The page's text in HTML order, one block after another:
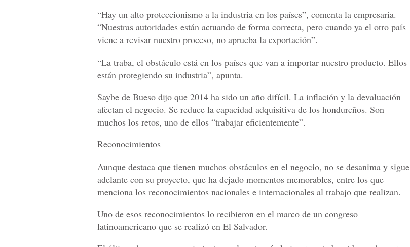
“Hay un alto proteccionismo a la industria en los países”, comenta la empresaria.
“Nuestras autoridades están actuando de forma correcta, pero cuando ya el otro país
viene a revisar nuestro proceso, no aprueba la exportación”.
“La traba, el obstáculo está en los países que van a importar nuestro producto. Ellos
están protegiendo su industria”, apunta.
Saybe de Bueso dijo que 2014 ha sido un año difícil. La inflación y la devaluación
afectan el negocio. Se reduce la capacidad adquisitiva de los hondureños. Son
muchos los retos, uno de ellos “trabajar eficientemente”.
Reconocimientos
Aunque destaca que tienen muchos obstáculos en el negocio, no se desanima y sigue
adelante con su proyecto, que ha dejado momentos memorables, entre los que
menciona los reconocimientos nacionales e internacionales al trabajo que realizan.
Uno de esos reconocimientos lo recibieron en el marco de un congreso
latinoamericano que se realizó en El Salvador.